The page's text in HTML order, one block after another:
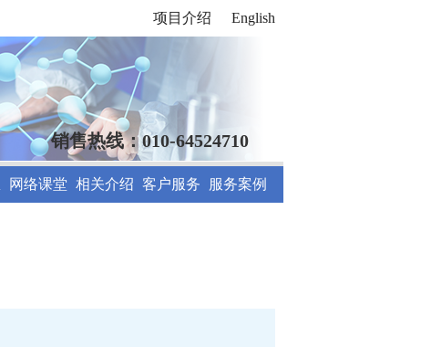
项目介绍 English
销售热线：010-64524710
网络课堂 相关介绍 客户服务 服务案例